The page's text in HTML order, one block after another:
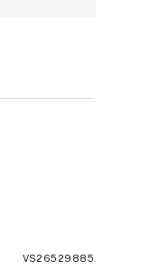
VS26529885